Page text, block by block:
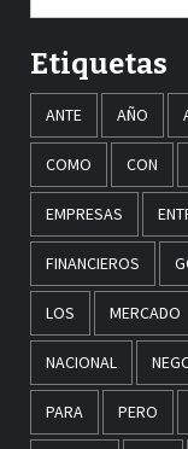
Etiquetas
ANTE AÑO
COMO CON
EMPRESAS
FINANCIEROS
LOS MERCADO
NACIONAL
PARA PERO